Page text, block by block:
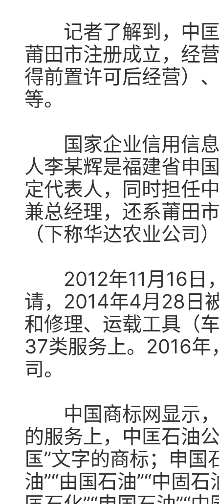
记者了解到，中匡
莆田市注册成立，经
得前置许可后经营）
等。
国家企业信用信息
人李某辉是福建省申
定代表人，同时担任
兼总经理，还系莆田
（下称华达农业公司
2012年11月16日，
请，2014年4月28日
和修理、运载工具（
37类服务上。2016年
司。
中国商标网显示，
的服务上，中匡石油
匤”文字的商标；申国
油”“由国石油”“中固